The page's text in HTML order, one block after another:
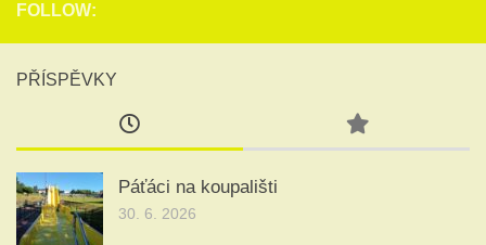
FOLLOW:
PŘÍSPĚVKY
Páťáci na koupališti
30. 6. 2026